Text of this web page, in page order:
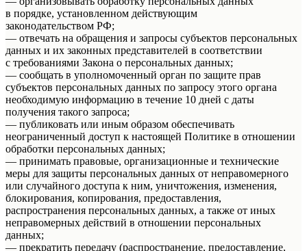
в порядке, установленном действующим
законодательством РФ;
— отвечать на обращения и запросы субъектов персональных
данных и их законных представителей в соответствии
с требованиями Закона о персональных данных;
— сообщать в уполномоченный орган по защите прав
субъектов персональных данных по запросу этого органа
необходимую информацию в течение 10 дней с даты
получения такого запроса;
— публиковать или иным образом обеспечивать
неограниченный доступ к настоящей Политике в отношении
обработки персональных данных;
— принимать правовые, организационные и технические
меры для защиты персональных данных от неправомерного
или случайного доступа к ним, уничтожения, изменения,
блокирования, копирования, предоставления,
распространения персональных данных, а также от иных
неправомерных действий в отношении персональных
данных;
— прекратить передачу (распространение, предоставление,